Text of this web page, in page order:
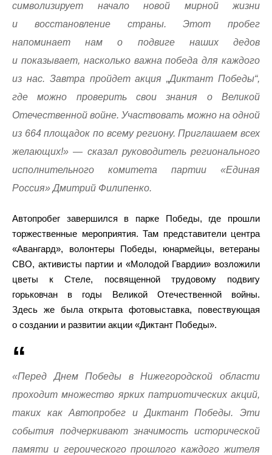
символизирует начало новой мирной жизни
и восстановление страны. Этот пробег
напоминает нам о подвиге наших дедов
и показывает, насколько важна победа для каждого
из нас. Завтра пройдет акция „Диктант Победы“,
где можно проверить свои знания о Великой
Отечественной войне. Участвовать можно на одной
из 664 площадок по всему региону. Приглашаем всех
желающих!» — сказал руководитель регионального
исполнительного комитета партии «Единая
Россия» Дмитрий Филипенко.
Автопробег завершился в парке Победы, где прошли
торжественные мероприятия. Там представители центра
«Авангард», волонтеры Победы, юнармейцы, ветераны
СВО, активисты партии и «Молодой Гвардии» возложили
цветы к Стеле, посвященной трудовому подвигу
горьковчан в годы Великой Отечественной войны.
Здесь же была открыта фотовыставка, повествующая
о создании и развитии акции «Диктант Победы».
«Перед Днем Победы в Нижегородской области
проходит множество ярких патриотических акций,
таких как Автопробег и Диктант Победы. Эти
события подчеркивают значимость исторической
памяти и героического прошлого каждого жителя